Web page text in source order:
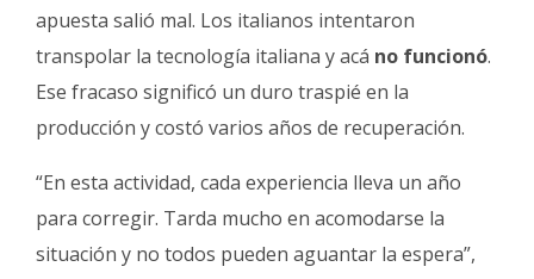
apuesta salió mal. Los italianos intentaron
transpolar la tecnología italiana y acá no funcionó.
Ese fracaso significó un duro traspié en la
producción y costó varios años de recuperación.
“En esta actividad, cada experiencia lleva un año
para corregir. Tarda mucho en acomodarse la
situación y no todos pueden aguantar la espera”,